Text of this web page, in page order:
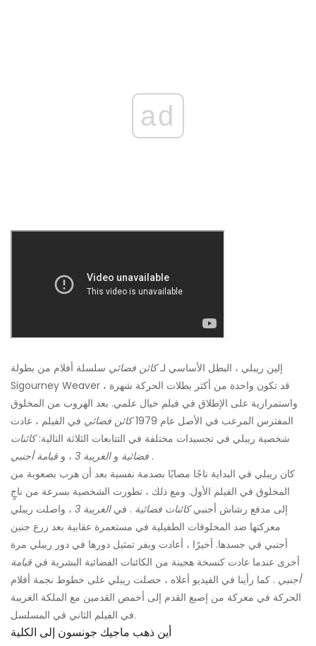
ad
إلين ريبلي ، البطل الأساسي لـكائن فضائي سلسلة أفلام من بطولة
Sigourney Weaver ، قد تكون واحدة من أكثر بطلات الحركة شهرة
واستمرارية على الإطلاق في فيلم خيال علمي. بعد الهروب من المخلوق
المفترس المرعب في الأصل عام 1979
كائن فضائي في الفيلم ، عادت
شخصية ريبلي في تجسيدات مختلفة في التتابعات الثلاثة التالية:كائنات
فضائية والغريبة 3 ، و قيامة أجنبي
.
كان ريبلي في البداية ناجًا مصابًا بصدمة نفسية بعد أن هرب بصعوبة من
المخلوق في الفيلم الأول. ومع ذلك ، تطورت الشخصية بسرعة من ناجٍ
إلى مدفع رشاش أجنبيكائنات فضائية . فيالغريبة 3
، واصلت ريبلي
معركتها ضد المخلوقات الطفيلية في مستعمرة عقابية بعد زرع جنين
أجنبي في جسدها. أخيرًا ، أعادت ويفر تمثيل دورها في دور ريبلي مرة
أخرى عندما عادت كنسخة هجينة من الكائنات الفضائية البشرية في قيامة
أجنبي . كما رأينا في الفيديو أعلاه ، حصلت ريبلي على خطوط نجمة أفلام
الحركة في معركة من إصبع القدم إلى أخمص القدمين مع الملكة الغريبة
في الفيلم الثاني في المسلسل.
أين ذهب ماجيك جونسون إلى الكلية